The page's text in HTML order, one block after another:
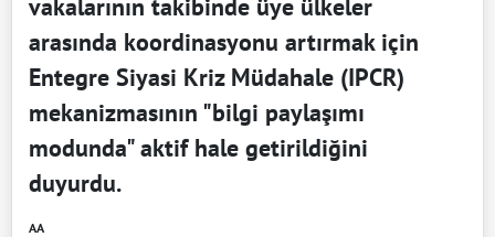
vakalarının takibinde üye ülkeler
arasında koordinasyonu artırmak için
Entegre Siyasi Kriz Müdahale (IPCR)
mekanizmasının "bilgi paylaşımı
modunda" aktif hale getirildiğini
duyurdu.
AA